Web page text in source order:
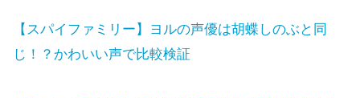
【スパイファミリー】ヨルの声優は胡蝶しのぶと同
じ！？かわいい声で比較検証